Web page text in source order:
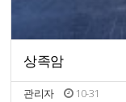
상족암
관리자 10-31